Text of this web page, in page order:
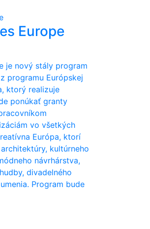
Europe
je nový stály program
programu Európskej
ktorý realizuje
ponúkať granty
vo všetkých
Európa, ktorí
kultúrneho
návrhárstva,
divadelného
Program bude